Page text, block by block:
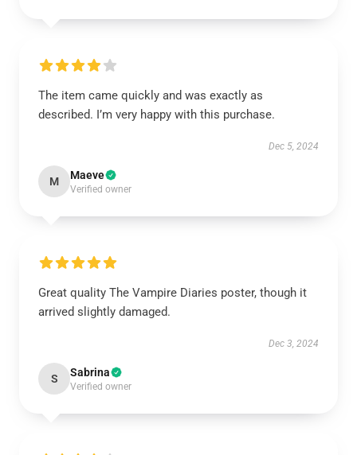
The item came quickly and was exactly as
described. I’m very happy with this purchase.
Dec 5, 2024
M Maeve
Verified owner
Great quality The Vampire Diaries poster, though it
arrived slightly damaged.
Dec 3, 2024
S Sabrina
Verified owner